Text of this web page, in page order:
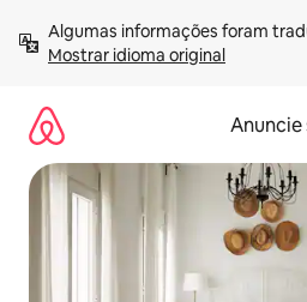
para
Mostrar idioma original
Anuncie